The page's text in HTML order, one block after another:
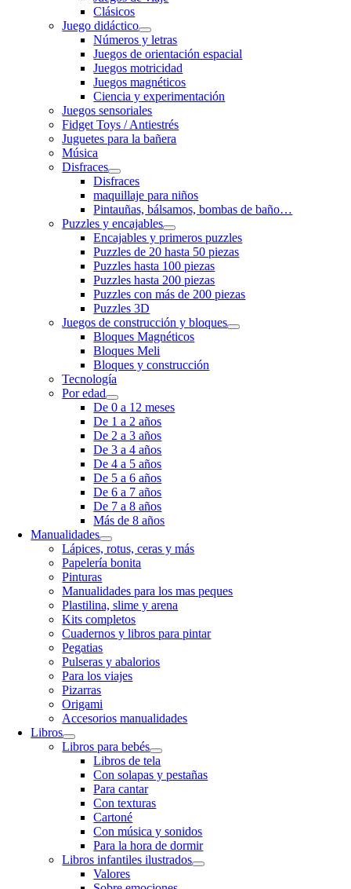
Clásicos
Juego didáctico
Números y letras
Juegos de orientación espacial
Juegos motricidad
Juegos magnéticos
Ciencia y experimentación
Juegos sensoriales
Fidget Toys / Antiestrés
Juguetes para la bañera
Música
Disfraces
Disfraces
maquillaje para niños
Pintauñas, bálsamos, bombas de baño…
Puzzles y encajables
Encajables y primeros puzzles
Puzzles de 20 hasta 50 piezas
Puzzles hasta 100 piezas
Puzzles hasta 200 piezas
Puzzles con más de 200 piezas
Puzzles 3D
Juegos de construcción y bloques
Bloques Magnéticos
Bloques Meli
Bloques y construcción
Tecnología
Por edad
De 0 a 12 meses
De 1 a 2 años
De 2 a 3 años
De 3 a 4 años
De 4 a 5 años
De 5 a 6 años
De 6 a 7 años
De 7 a 8 años
Más de 8 años
Manualidades
Lápices, rotus, ceras y más
Papelería bonita
Pinturas
Manualidades para los mas peques
Plastilina, slime y arena
Kits completos
Cuadernos y libros para pintar
Pegatias
Pulseras y abalorios
Para los viajes
Pizarras
Origami
Accesorios manualidades
Libros
Libros para bebés
Libros de tela
Con solapas y pestañas
Para cantar
Con texturas
Cartoné
Con música y sonidos
Para la hora de dormir
Libros infantiles ilustrados
Valores